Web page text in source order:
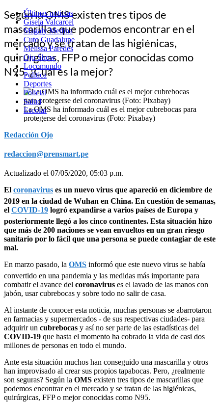
Últimas noticias
Gisela Valcarcel
Magaly Medina
Cuto Guadalupe
Melissa Paredes
Ojo Show
Locomundo
Política
Deportes
Policial
Salud
Escolar
Según la OMS existen tres tipos de
mascarillas que podemos encontrar en el
mercado y se tratan de las higiénicas,
quirúrgicas, FFP o mejor conocidas como
N95. ¿Cuál es la mejor?
La OMS ha informado cuál es el mejor cubrebocas para
protegerse del coronavirus (Foto: Pixabay)
Redacción Ojo
redaccion@prensmart.pe
Actualizado el 07/05/2020, 05:03 p.m.
El coronavirus es un nuevo virus que apareció en diciembre de
2019 en la ciudad de Wuhan en China. En cuestión de semanas,
el COVID-19 logró expandirse a varios países de Europa y
posteriormente llegó a los cinco continentes. Esta situación hizo
que más de 200 naciones se vean envueltos en un gran riesgo
sanitario por lo fácil que una persona se puede contagiar de este
mal.
En marzo pasado, la OMS informó que este nuevo virus se había
convertido en una pandemia y las medidas más importante para
combatir el avance del coronavirus es el lavado de las manos con
jabón, usar cubrebocas y sobre todo no salir de casa.
Al instante de conocer esta noticia, muchas personas se abarrotaron
en farmacias y supermercados - de sus respectivas ciudades- para
adquirir un cubrebocas y así no ser parte de las estadísticas del
COVID-19 que hasta el momento ha cobrado la vida de casi dos
millones de personas en todo el mundo.
Ante esta situación muchos han conseguido una mascarilla y otros
han improvisado al crear sus propios tapabocas. Pero, ¿realmente
son seguras? Según la OMS existen tres tipos de mascarillas que
podemos encontrar en el mercado y se tratan de las higiénicas,
quirúrgicas, FFP o mejor conocidas como N95.